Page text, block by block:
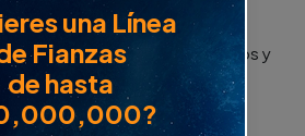
en nichos específicos y
innovadoras pueden ser
para las pequeñas y medianas
una Línea
Fianzas
de hasta